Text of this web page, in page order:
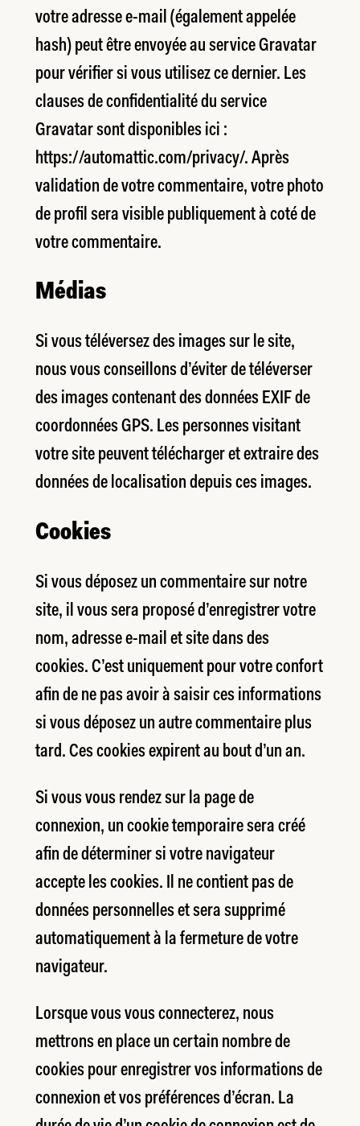
votre adresse e-mail (également appelée
hash) peut être envoyée au service Gravatar
pour vérifier si vous utilisez ce dernier. Les
clauses de confidentialité du service
Gravatar sont disponibles ici :
https://automattic.com/privacy/. Après
validation de votre commentaire, votre photo
de profil sera visible publiquement à coté de
votre commentaire.
Médias
Si vous téléversez des images sur le site,
nous vous conseillons d’éviter de téléverser
des images contenant des données EXIF de
coordonnées GPS. Les personnes visitant
votre site peuvent télécharger et extraire des
données de localisation depuis ces images.
Cookies
Si vous déposez un commentaire sur notre
site, il vous sera proposé d’enregistrer votre
nom, adresse e-mail et site dans des
cookies. C’est uniquement pour votre confort
afin de ne pas avoir à saisir ces informations
si vous déposez un autre commentaire plus
tard. Ces cookies expirent au bout d’un an.
Si vous vous rendez sur la page de
connexion, un cookie temporaire sera créé
afin de déterminer si votre navigateur
accepte les cookies. Il ne contient pas de
données personnelles et sera supprimé
automatiquement à la fermeture de votre
navigateur.
Lorsque vous vous connecterez, nous
mettrons en place un certain nombre de
cookies pour enregistrer vos informations de
connexion et vos préférences d’écran. La